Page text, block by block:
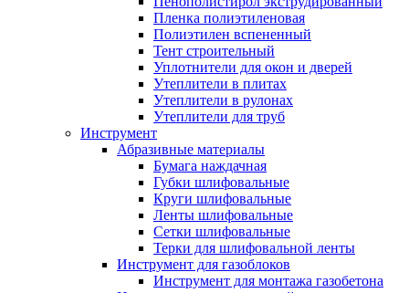
Пленка полиэтиленовая
Полиэтилен вспененный
Тент строительный
Уплотнители для окон и дверей
Утеплители в плитах
Утеплители в рулонах
Утеплители для труб
Инструмент
Абразивные материалы
Бумага наждачная
Губки шлифовальные
Круги шлифовальные
Ленты шлифовальные
Сетки шлифовальные
Терки для шлифовальной ленты
Инструмент для газоблоков
Инструмент для монтажа газобетона